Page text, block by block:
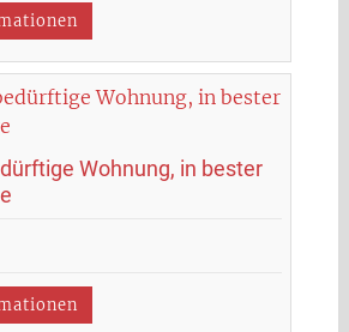
Wohnung, in bester